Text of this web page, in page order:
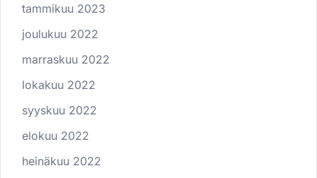
tammikuu 2023
joulukuu 2022
marraskuu 2022
lokakuu 2022
syyskuu 2022
elokuu 2022
heinäkuu 2022